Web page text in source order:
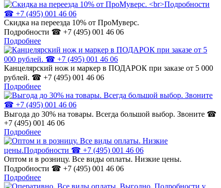
Скидка на переезда 10% от ПроМуверс.
Подробности ☎ +7 (495) 001 46 06
Подробнее
Канцелярский нож и маркер в ПОДАРОК при заказе от 5 000
рублей. ☎ +7 (495) 001 46 06
Подробнее
Выгода до 30% на товары. Всегда большой выбор. Звоните ☎
+7 (495) 001 46 06
Подробнее
Оптом и в розницу. Все виды оплаты. Низкие цены.
Подробности ☎ +7 (495) 001 46 06
Подробнее